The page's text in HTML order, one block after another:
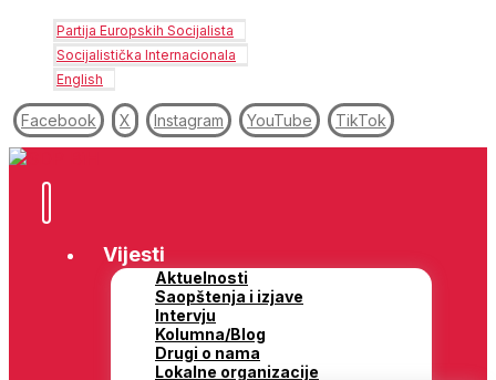
Partija Europskih Socijalista
Socijalistička Internacionala
English
Facebook X Instagram YouTube TikTok
Vijesti
Aktuelnosti
Saopštenja i izjave
Intervju
Kolumna/Blog
Drugi o nama
Lokalne organizacije